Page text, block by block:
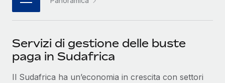
中文（简体）
Servizi di gestione delle buste
paga in Sudafrica
Il Sudafrica ha un’economia in crescita con settori